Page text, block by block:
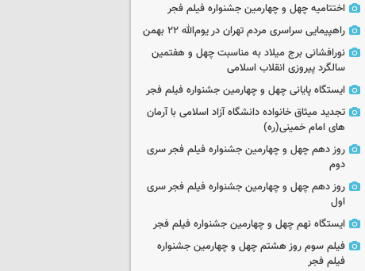
اختتامیه چهل و چهارمین جشنواره فیلم فجر
راهپیمایی سراسری مردم تهران در یوم‌الله ۲۲ بهمن
نورافشانی برج میلاد به مناسبت چهل‌ و هفتمین
سالگرد پیروزی انقلاب اسلامی
ایستگاه پایانی چهل و چهارمین جشنواره فیلم فجر
تجدید میثاق خانواده دانشگاه آزاد اسلامی با آرمان
های امام خمینی(ره)
روز دهم چهل و چهارمین جشنواره فیلم فجر سری
دوم
روز دهم چهل و چهارمین جشنواره فیلم فجر سری
اول
ایستگاه نهم چهل و چهارمین جشنواره فیلم فجر
فیلم سوم روز هشتم چهل و چهارمین جشنواره
فیلم فجر